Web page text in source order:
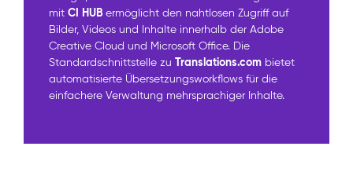
mit CI HUB ermöglicht den nahtlosen Zugriff auf
Bilder, Videos und Inhalte innerhalb der Adobe
Creative Cloud und Microsoft Office. Die
Standardschnittstelle zu Translations.com bietet
automatisierte Übersetzungsworkflows für die
einfachere Verwaltung mehrsprachiger Inhalte.